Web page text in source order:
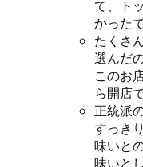
て、ト
かったで
たくさ
選んだ
このお
ら開店
正統派
すっき
味いと
味いと